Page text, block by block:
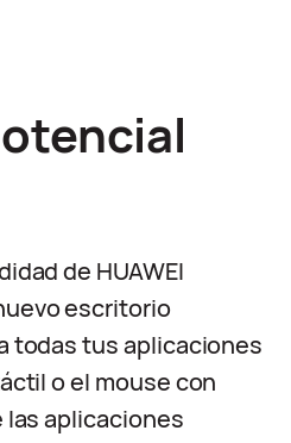
de HUAWEI
escritorio
todas tus aplicaciones
o el mouse con
las aplicaciones